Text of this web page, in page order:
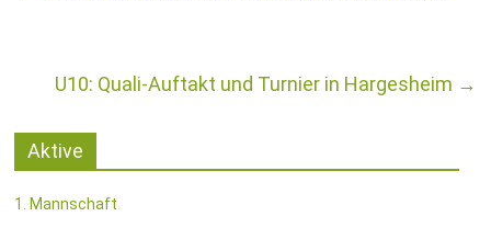
U10: Quali-Auftakt und Turnier in Hargesheim →
Aktive
1. Mannschaft